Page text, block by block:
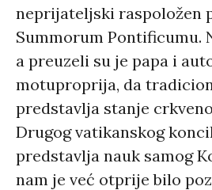
neprijateljski raspoložen
Summorum Pontificumu.
a preuzeli su je papa i
motuproprija, da
predstavlja stanje
Drugog vatikanskog
predstavlja nauk samog
nam je već otprije bilo